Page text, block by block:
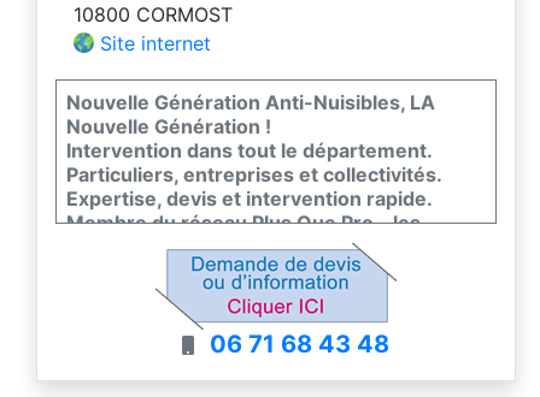
10800 CORMOST
Site internet
Nouvelle Génération Anti-Nuisibles, LA
Nouvelle Génération !
Intervention dans tout le département.
Particuliers, entreprises et collectivités.
Expertise, devis et intervention rapide.
Membre du réseau Plus Que Pro - les
meilleurs entreprises de France
06 71 68 43 48